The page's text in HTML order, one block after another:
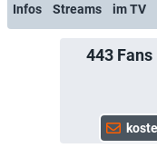
Infos Streams im TV
443Fans